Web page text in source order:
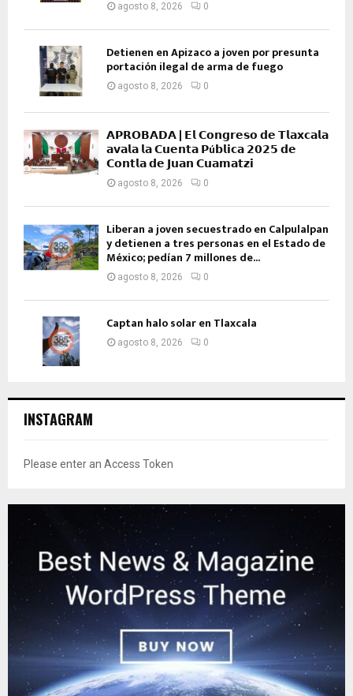
agosto 8, 2026 0
Detienen en Apizaco a joven por presunta
portación ilegal de arma de fuego
agosto 8, 2026 0
𝗔𝗣𝗥𝗢𝗕𝗔𝗗𝗔 | 𝗘𝗹 𝗖𝗼𝗻𝗴𝗿𝗲𝘀𝗼 𝗱𝗲 𝗧𝗹𝗮𝘅𝗰𝗮𝗹𝗮
𝗮𝘃𝗮𝗹𝗮 𝗹𝗮 𝗖𝘂𝗲𝗻𝘁𝗮 𝗣ú𝗯𝗹𝗶𝗰𝗮 𝟮𝟬𝟮𝟱 𝗱𝗲
𝗖𝗼𝗻𝘁𝗹𝗮 𝗱𝗲 𝗝𝘂𝗮𝗻 𝗖𝘂𝗮𝗺𝗮𝘁𝘇𝗶
agosto 8, 2026 0
Liberan a joven secuestrado en Calpulalpan
y detienen a tres personas en el Estado de
México; pedían 7 millones de...
agosto 8, 2026 0
Captan halo solar en Tlaxcala
agosto 8, 2026 0
INSTAGRAM
Please enter an Access Token